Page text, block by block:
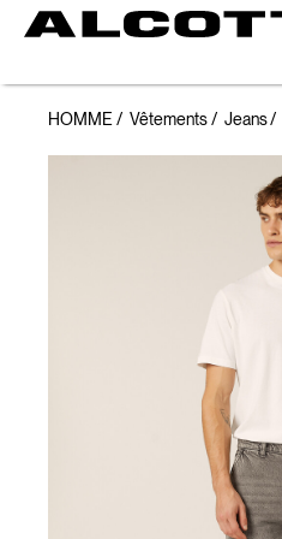
HOMME Vêtements Jeans